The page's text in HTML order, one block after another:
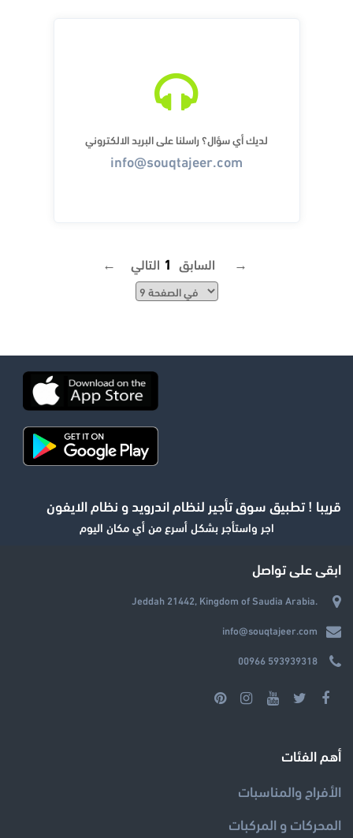
لديك أي سؤال؟ راسلنا على البريد الالكتروني
info@souqtajeer.com
← السابق 1 التالي →
قريبا ! تطبيق سوق تأجير لنظام اندرويد و نظام الايفون
اجر واستأجر بشكل أسرع من أي مكان اليوم
ابقى على تواصل
Jeddah 21442, Kingdom of Saudia Arabia.
info@souqtajeer.com
00966 593939318
أهم الفئات
الأفراح والمناسبات
المحركات و المركبات